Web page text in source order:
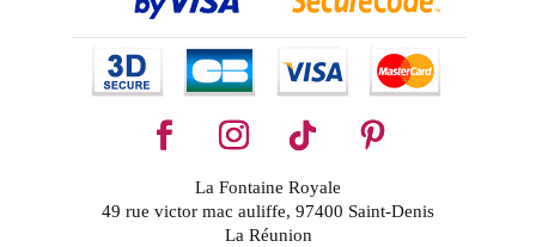
La Fontaine Royale
49 rue victor mac auliffe, 97400 Saint-Denis
La Réunion